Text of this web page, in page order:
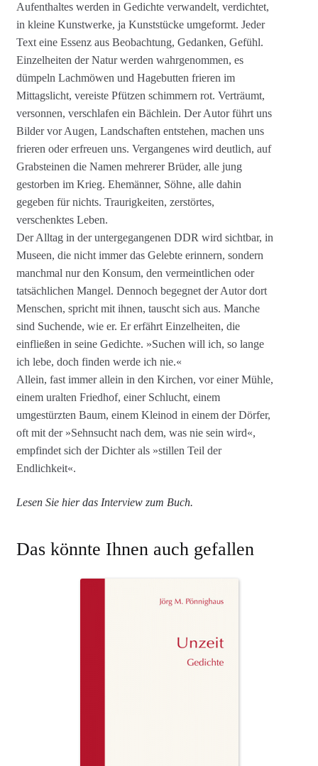
Aufenthaltes werden in Gedichte verwandelt, verdichtet,
in kleine Kunstwerke, ja Kunststücke umgeformt. Jeder
Text eine Essenz aus Beobachtung, Gedanken, Gefühl.
Einzelheiten der Natur werden wahrgenommen, es
dümpeln Lachmöwen und Hagebutten frieren im
Mittagslicht, vereiste Pfützen schimmern rot. Verträumt,
versonnen, verschlafen ein Bächlein. Der Autor führt uns
Bilder vor Augen, Landschaften entstehen, machen uns
frieren oder erfreuen uns. Vergangenes wird deutlich, auf
Grabsteinen die Namen mehrerer Brüder, alle jung
gestorben im Krieg. Ehemänner, Söhne, alle dahin
gegeben für nichts. Traurigkeiten, zerstörtes,
verschenktes Leben.
Der Alltag in der untergegangenen DDR wird sichtbar, in
Museen, die nicht immer das Gelebte erinnern, sondern
manchmal nur den Konsum, den vermeintlichen oder
tatsächlichen Mangel. Dennoch begegnet der Autor dort
Menschen, spricht mit ihnen, tauscht sich aus. Manche
sind Suchende, wie er. Er erfährt Einzelheiten, die
einfließen in seine Gedichte. »Suchen will ich, so lange
ich lebe, doch finden werde ich nie.«
Allein, fast immer allein in den Kirchen, vor einer Mühle,
einem uralten Friedhof, einer Schlucht, einem
umgestürzten Baum, einem Kleinod in einem der Dörfer,
oft mit der »Sehnsucht nach dem, was nie sein wird«,
empfindet sich der Dichter als »stillen Teil der
Endlichkeit«.
Lesen Sie hier das Interview zum Buch.
Das könnte Ihnen auch gefallen